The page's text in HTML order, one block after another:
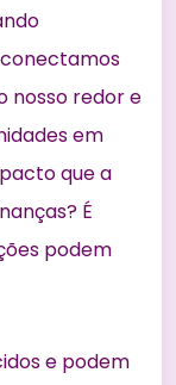
nosso redor e
em
que a
É
podem
e podem